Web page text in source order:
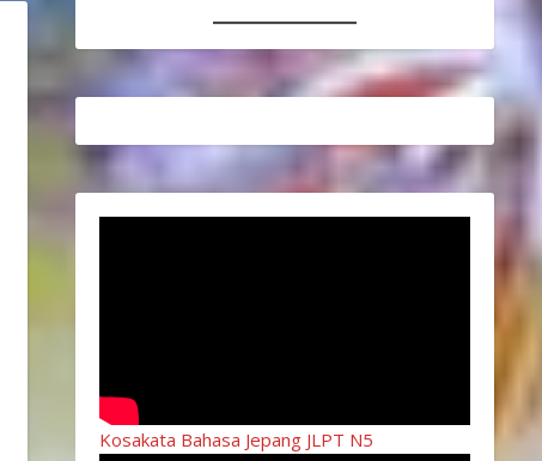
Kosakata Bahasa Jepang JLPT N5